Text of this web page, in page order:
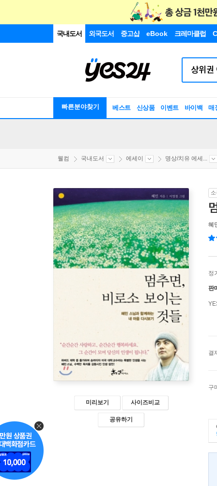
국내도서 외국도서 중고샵 eBook 크레마클럽
빠른분야찾기 베스트 신상품 이벤트 바이백 매
웰컴 국내도서 에세이 명상/치유 에세...
미리보기 사이즈비교
공유하기
혜
정
판
결
구